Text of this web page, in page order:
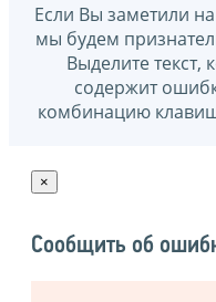
Если Вы заметили
мы будем
Выделите
содержит
комбинацию
×
Сообщить об